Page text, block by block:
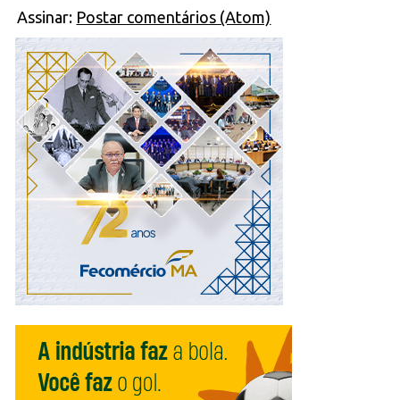
Assinar: Postar comentários (Atom)